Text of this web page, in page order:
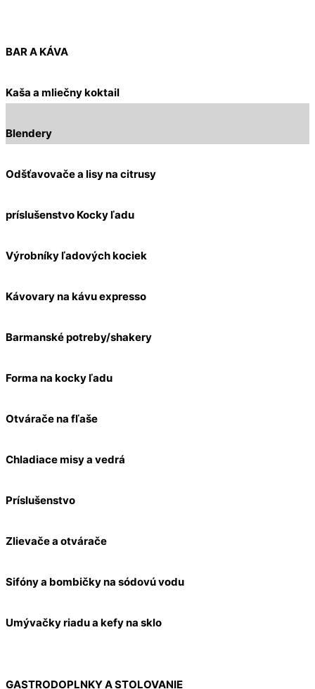
BAR A KÁVA
Kaša a mliečny koktail
Blendery
Odšťavovače a lisy na citrusy
príslušenstvo Kocky ľadu
Výrobníky ľadových kociek
Kávovary na kávu expresso
Barmanské potreby/shakery
Forma na kocky ľadu
Otvárače na fľaše
Chladiace misy a vedrá
Príslušenstvo
Zlievače a otvárače
Sifóny a bombičky na sódovú vodu
Umývačky riadu a kefy na sklo
GASTRODOPLNKY A STOLOVANIE